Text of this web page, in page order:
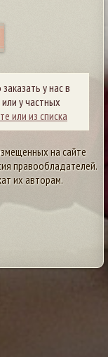
у нас в
или у частных
или из списка
на сайте
правообладателей.
их авторам.